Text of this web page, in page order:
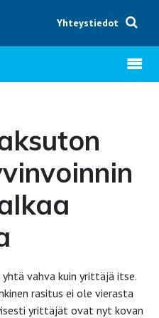
Yhteystiedot
Avaa
vahva kuin yrittäjä itse.
rasitus ei ole vierasta
yrittäjät ovat nyt kovan